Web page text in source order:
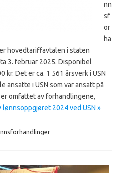
nn
sf
or
ha
hovedtariffavtalen i staten
3. februar 2025. Disponibel
kr. Det er ca. 1 561 årsverk i USN
ansatte i USN som var ansatt på
omfattet av forhandlingene,
lønnsoppgjøret 2024 ved USN »